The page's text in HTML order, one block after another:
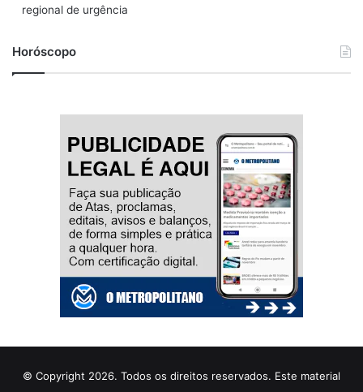
regional de urgência
Horóscopo
© Copyright 2026. Todos os direitos reservados. Este material